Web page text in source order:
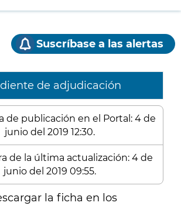
Suscríbase a las alertas
de adjudicación
de publicación en el Portal: 4 de
junio del 2019 12:30.
de la última actualización: 4 de
junio del 2019 09:55.
la ficha en los